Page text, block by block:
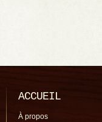
ACCUEIL
À propos